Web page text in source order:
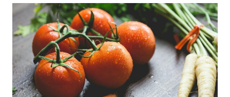
DE
VIE
NOMADE
NOUS
EMPÊCHE
DE
REVENIR
EN
ARRIÈRE